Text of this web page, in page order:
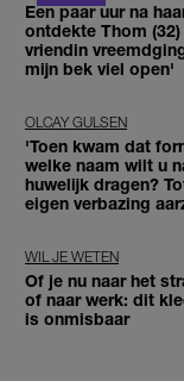
Een paar uur na
ontdekte Thom
vriendin
mijn bek viel open'
OLCAY GULSEN
'Toen kwam dat
welke naam wilt u
huwelijk dragen?
eigen verbazing
WIL JE WETEN
Of je nu naar het
of naar werk: dit
is onmisbaar